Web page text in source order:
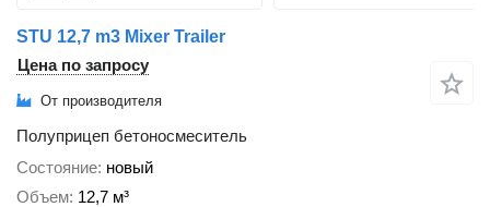
STU 12,7 m3 Mixer Trailer
Цена по запросу
От производителя
Полуприцеп бетоносмеситель
Состояние новый
Объем 12,7 м³